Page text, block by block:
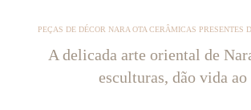
PEÇAS DE DÉCOR NARA OTA CERÂMICAS PRESENTES
A delicada arte oriental de
esculturas, dão vida